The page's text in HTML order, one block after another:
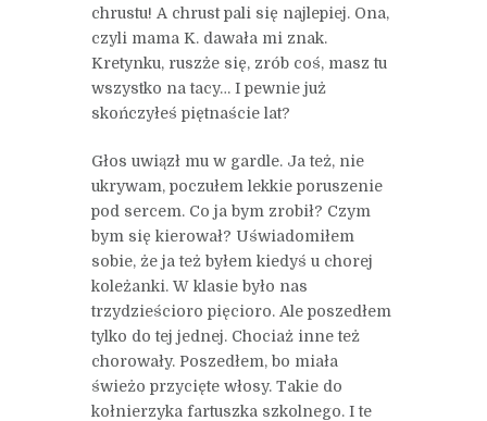
chrustu! A chrust pali się najlepiej. Ona,
czyli mama K. dawała mi znak.
Kretynku, ruszże się, zrób coś, masz tu
wszystko na tacy… I pewnie już
skończyłeś piętnaście lat?
Głos uwiązł mu w gardle. Ja też, nie
ukrywam, poczułem lekkie poruszenie
pod sercem. Co ja bym zrobił? Czym
bym się kierował? Uświadomiłem
sobie, że ja też byłem kiedyś u chorej
koleżanki. W klasie było nas
trzydzieścioro pięcioro. Ale poszedłem
tylko do tej jednej. Chociaż inne też
chorowały. Poszedłem, bo miała
świeżo przycięte włosy. Takie do
kołnierzyka fartuszka szkolnego. I te